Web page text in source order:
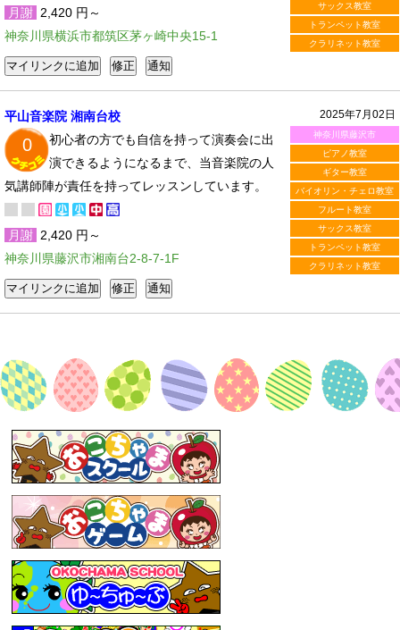
サックス教室
トランペット教室
クラリネット教室
月謝 2,420 円～
神奈川県横浜市都筑区茅ヶ崎中央15-1
2025年7月02日
神奈川県藤沢市
ピアノ教室
ギター教室
バイオリン・チェロ教室
フルート教室
サックス教室
トランペット教室
クラリネット教室
平山音楽院 湘南台校
0
初心者の方でも自信を持って演奏会に出
演できるようになるまで、当音楽院の人
気講師陣が責任を持ってレッスンしています。
月謝 2,420 円～
神奈川県藤沢市湘南台2-8-7-1F